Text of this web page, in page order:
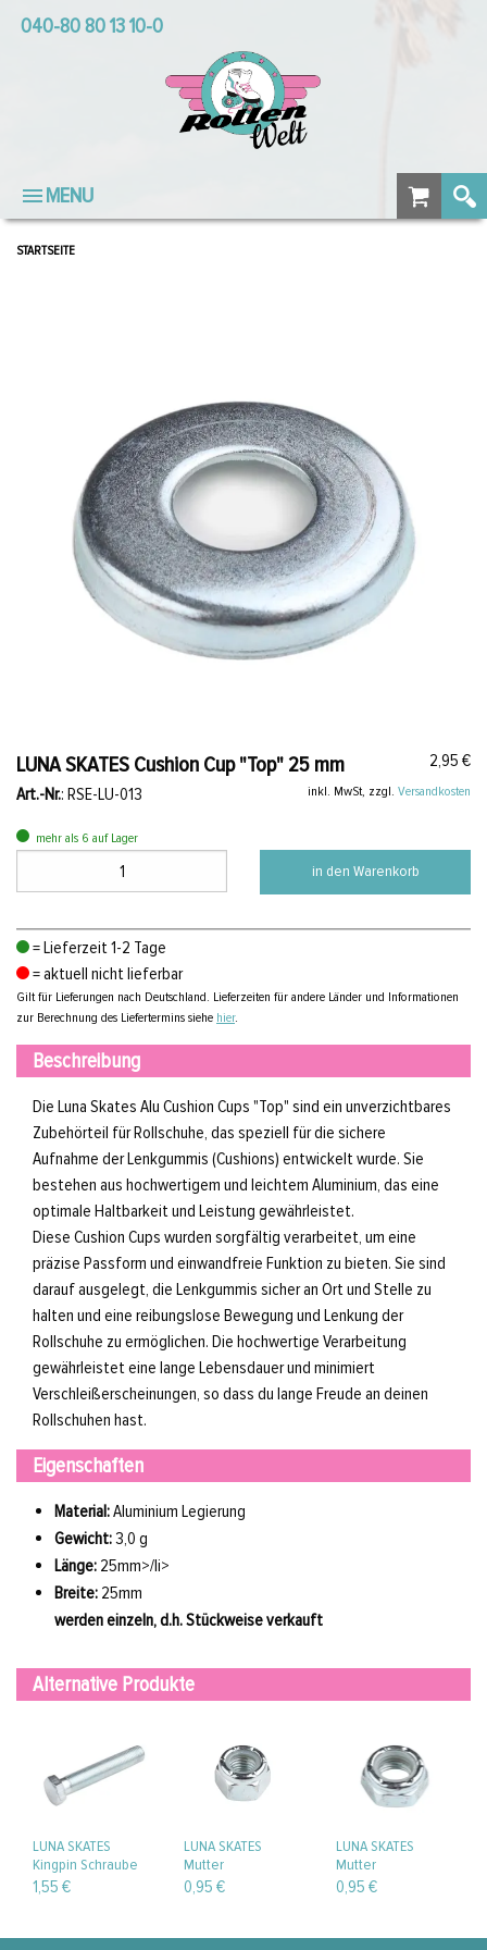
040-80 80 13 10-0
MENU
STARTSEITE
LUNA SKATES Cushion Cup "Top" 25 mm
2,95 €
Art.-Nr.: RSE-LU-013 inkl. MwSt, zzgl. Versandkosten
mehr als 6 auf Lager
in den Warenkorb
= Lieferzeit 1-2 Tage
= aktuell nicht lieferbar
Gilt für Lieferungen nach Deutschland. Lieferzeiten für andere Länder und Informationen
zur Berechnung des Liefertermins siehe hier.
Beschreibung
Die Luna Skates Alu Cushion Cups "Top" sind ein unverzichtbares
Zubehörteil für Rollschuhe, das speziell für die sichere
Aufnahme der Lenkgummis (Cushions) entwickelt wurde. Sie
bestehen aus hochwertigem und leichtem Aluminium, das eine
optimale Haltbarkeit und Leistung gewährleistet.
Diese Cushion Cups wurden sorgfältig verarbeitet, um eine
präzise Passform und einwandfreie Funktion zu bieten. Sie sind
darauf ausgelegt, die Lenkgummis sicher an Ort und Stelle zu
halten und eine reibungslose Bewegung und Lenkung der
Rollschuhe zu ermöglichen. Die hochwertige Verarbeitung
gewährleistet eine lange Lebensdauer und minimiert
Verschleißerscheinungen, so dass du lange Freude an deinen
Rollschuhen hast.
Eigenschaften
Material:Aluminium Legierung
Gewicht:3,0 g
Länge: 25mm>/li>
Breite: 25mm
werden einzeln, d.h. Stückweise verkauft
Alternative Produkte
LUNA SKATES
Kingpin Schraube
58 mm
1,55 €
LUNA SKATES
Mutter
Schlüsselweite 13
0,95 €
LUNA SKATES
Mutter
Schlüsselweite 14
0,95 €